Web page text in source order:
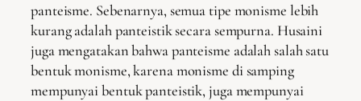
panteisme. Sebenarnya, semua tipe monisme lebih
kurang adalah panteistik secara sempurna. Husaini
juga mengatakan bahwa panteisme adalah salah satu
bentuk monisme, karena monisme di samping
mempunyai bentuk panteistik, juga mempunyai